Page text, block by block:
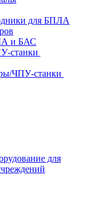
для БПЛА
и БАС
станки
ЧПУ-станки
для